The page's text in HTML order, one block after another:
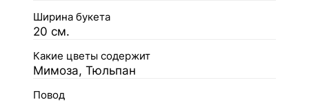
Ширина букета
20 см.
Какие цветы содержит
Мимоза, Тюльпан
Повод